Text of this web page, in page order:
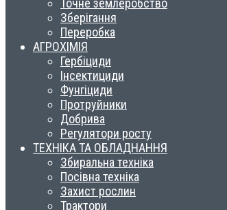
Точне землеробство
Зберігання
Переробка
АГРОХІМІЯ
Гербіциди
Інсектициди
Фунгіциди
Протруйники
Добрива
Регулятори росту
ТЕХНІКА ТА ОБЛАДНАННЯ
Збиральна техніка
Посівна техніка
Захист рослин
Трактори